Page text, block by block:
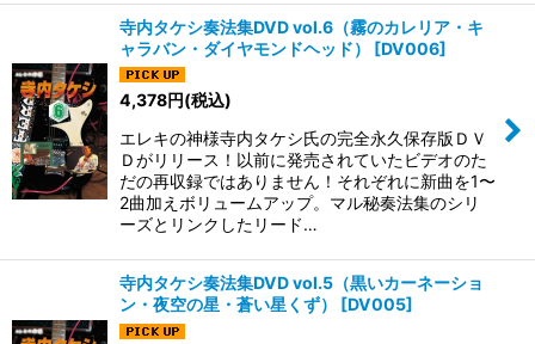
寺内タケシ奏法集DVD vol.6（霧のカレリア・キ
ャラバン・ダイヤモンドヘッド）
[DV006]
4,378円(税込)
エレキの神様寺内タケシ氏の完全永久保存版ＤＶ
Ｄがリリース！以前に発売されていたビデオのた
だの再収録ではありません！それぞれに新曲を1〜
2曲加えボリュームアップ。マル秘奏法集のシリ
ーズとリンクしたリード…
寺内タケシ奏法集DVD vol.5（黒いカーネーショ
ン・夜空の星・蒼い星くず）
[DV005]